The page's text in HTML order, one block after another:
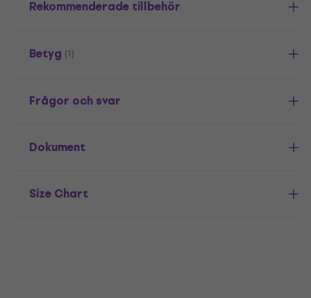
Rekommenderade tillbehör
Betyg (1)
Frågor och svar
Dokument
Size Chart